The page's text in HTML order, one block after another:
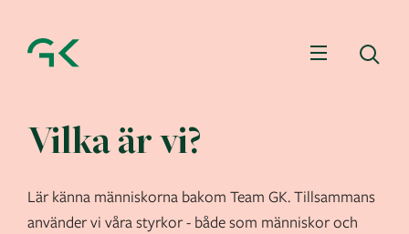
Meny
Vilka är vi?
Lär känna människorna bakom Team GK. Tillsammans
använder vi våra styrkor - både som människor och